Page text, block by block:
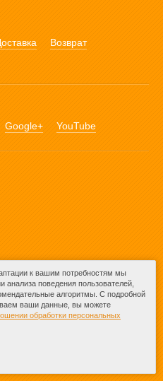
Возврат
Google+ YouTube
к вашим потребностям мы
поведения пользователей,
алгоритмы. С подробной
ваши данные, вы можете
обработки персональных